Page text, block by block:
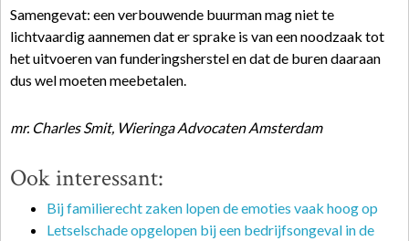
Samengevat: een verbouwende buurman mag niet te
lichtvaardig aannemen dat er sprake is van een noodzaak tot
het uitvoeren van funderingsherstel en dat de buren daaraan
dus wel moeten meebetalen.
mr. Charles Smit, Wieringa Advocaten Amsterdam
Ook interessant:
Bij familierecht zaken lopen de emoties vaak hoog op
Letselschade opgelopen bij een bedrijfsongeval in de